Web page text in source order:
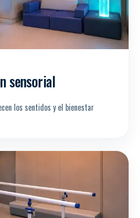
sensorial
los sentidos y el bienestar